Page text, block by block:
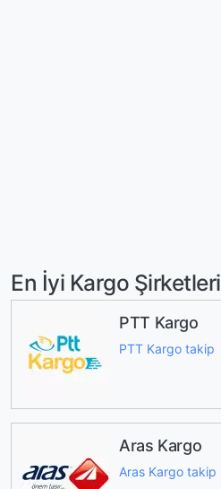
En İyi Kargo Şirketleri
PTT Kargo
PTT Kargo takip
Aras Kargo
Aras Kargo takip